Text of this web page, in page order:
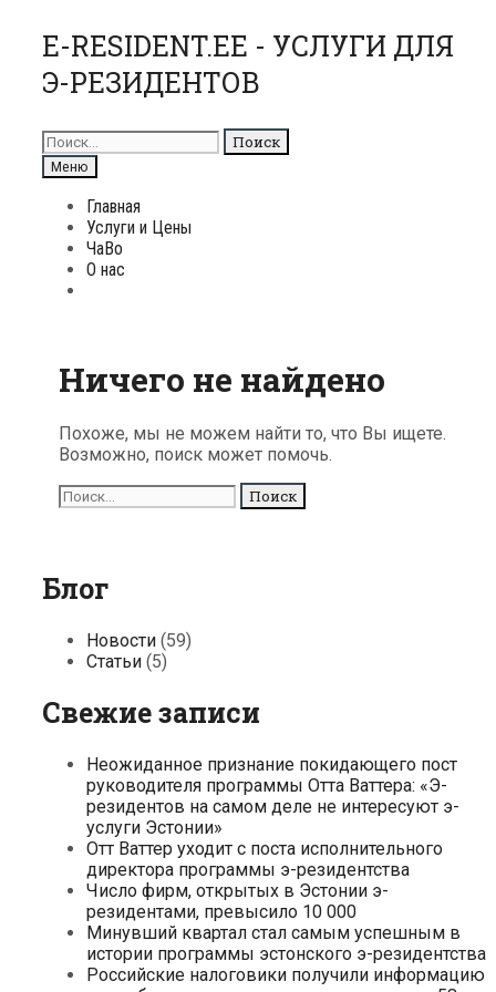
Перейти
к
содержимому
E-RESIDENT.EE - УСЛУГИ ДЛЯ
Э-РЕЗИДЕНТОВ
Поиск
для:
Поиск
Меню
Главная
Услуги и Цены
ЧаВо
О нас
Ничего не найдено
Похоже, мы не можем найти то, что Вы ищете.
Возможно, поиск может помочь.
Поиск
для:
Блог
Новости (59)
Статьи (5)
Свежие записи
Неожиданное признание покидающего пост
руководителя программы Отта Ваттера: «Э-
резидентов на самом деле не интересуют э-
услуги Эстонии»
Отт Ваттер уходит с поста исполнительного
директора программы э-резидентства
Число фирм, открытых в Эстонии э-
резидентами, превысило 10 000
Минувший квартал стал самым успешным в
истории программы эстонского э-резидентства
Российские налоговики получили информацию